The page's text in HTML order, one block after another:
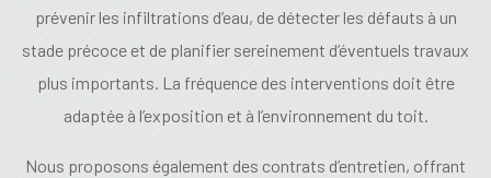
prévenir les infiltrations d’eau, de détecter les défauts à un
stade précoce et de planifier sereinement d’éventuels travaux
plus importants. La fréquence des interventions doit être
adaptée à l’exposition et à l’environnement du toit.
Nous proposons également des contrats d’entretien, offrant